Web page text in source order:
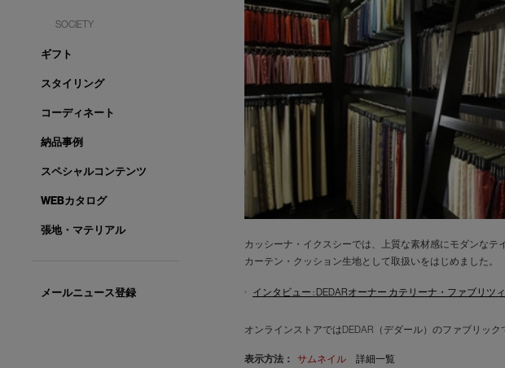
カッシーナ・イクスシーでは、上質な素材感にモダンな
カーテン・クッション生地として取扱いをはじめました。
インタビュー : DEDARオーナー カテリーナ・ファブリツ
オンラインストアではDEDAR（デダール）のファブリッ
表示方法： サムネイル 詳細一覧
SOCIETY
ギフト
スタイリング
コーディネート
納品事例
スペシャルコンテンツ
WEBカタログ
張地・マテリアル
メールニュース登録